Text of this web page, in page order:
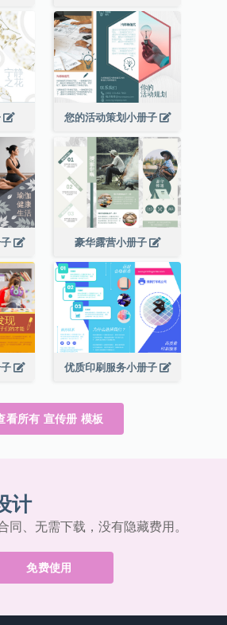
您的活动策划小册子
豪华露营小册子
优质印刷服务小册子
看所有 宣传册 模板
计
同、无需下载，没有隐藏费用。
免费使用